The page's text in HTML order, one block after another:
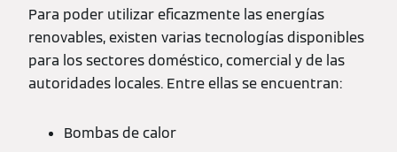
Para poder utilizar eficazmente las energías
renovables, existen varias tecnologías disponibles
para los sectores doméstico, comercial y de las
autoridades locales. Entre ellas se encuentran:
Bombas de calor